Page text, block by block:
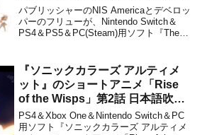
2024年初頭に発売決定！
パブリッシャーのNIS Americaとデベロッ
パーのフリューが、Nintendo Switch＆
PS4＆PS5＆PC(Steam)用ソフト『The
2024年初頭に発売...
『ソニックカラーズ アルティメ
ット』のショートアニメ「Rise
of the Wisps」第2話 日本語吹き
替え版が公開！
PS4＆Xbox One＆Nintendo Switch＆PC
用ソフト『ソニックカラーズ アルティメ